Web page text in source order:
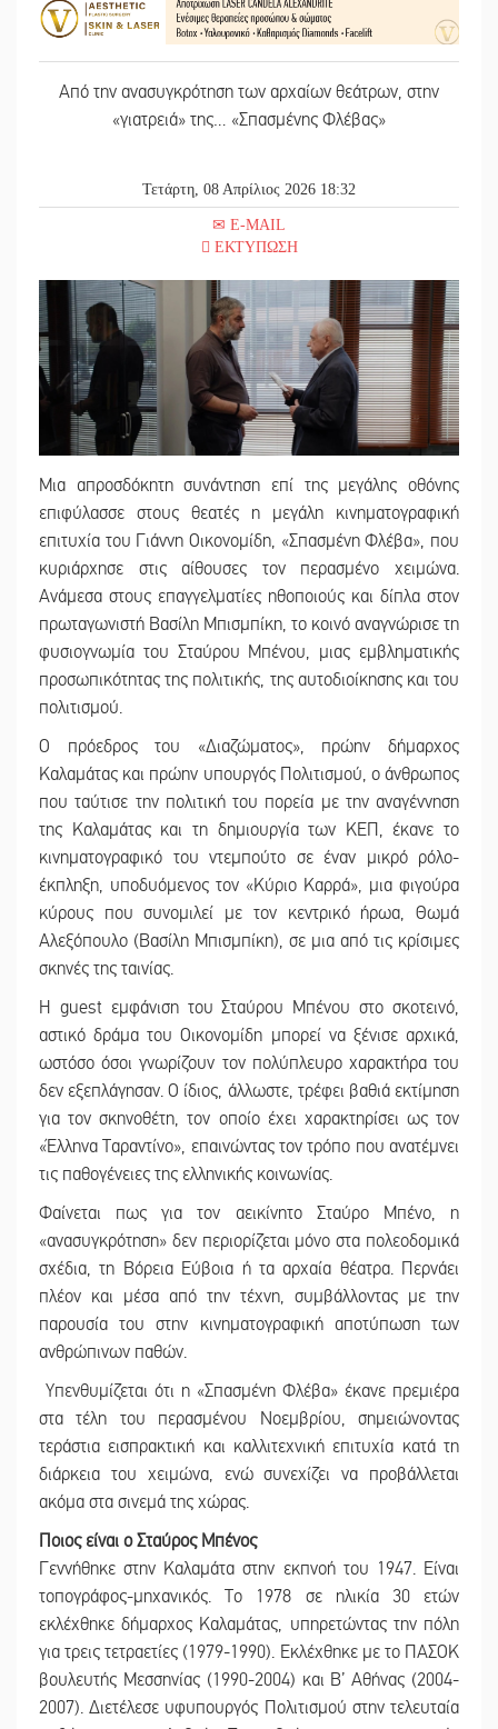
Από την ανασυγκρότηση των αρχαίων θεάτρων, στην
«γιατρειά» της… «Σπασμένης Φλέβας»
Τετάρτη, 08 Απρίλιος 2026 18:32
E-MAIL
ΕΚΤΥΠΩΣΗ
Μια απροσδόκητη συνάντηση επί της μεγάλης οθόνης
επιφύλασσε στους θεατές η μεγάλη κινηματογραφική
επιτυχία του Γιάννη Οικονομίδη, «Σπασμένη Φλέβα», που
κυριάρχησε στις αίθουσες τον περασμένο χειμώνα.
Ανάμεσα στους επαγγελματίες ηθοποιούς και δίπλα στον
πρωταγωνιστή Βασίλη Μπισμπίκη, το κοινό αναγνώρισε τη
φυσιογνωμία του Σταύρου Μπένου, μιας εμβληματικής
προσωπικότητας της πολιτικής, της αυτοδιοίκησης και του
πολιτισμού.
Ο πρόεδρος του «Διαζώματος», πρώην δήμαρχος
Καλαμάτας και πρώην υπουργός Πολιτισμού, ο άνθρωπος
που ταύτισε την πολιτική του πορεία με την αναγέννηση
της Καλαμάτας και τη δημιουργία των ΚΕΠ, έκανε το
κινηματογραφικό του ντεμπούτο σε έναν μικρό ρόλο-
έκπληξη, υποδυόμενος τον «Κύριο Καρρά», μια φιγούρα
κύρους που συνομιλεί με τον κεντρικό ήρωα, Θωμά
Αλεξόπουλο (Βασίλη Μπισμπίκη), σε μια από τις κρίσιμες
σκηνές της ταινίας.
Η guest εμφάνιση του Σταύρου Μπένου στο σκοτεινό,
αστικό δράμα του Οικονομίδη μπορεί να ξένισε αρχικά,
ωστόσο όσοι γνωρίζουν τον πολύπλευρο χαρακτήρα του
δεν εξεπλάγησαν. Ο ίδιος, άλλωστε, τρέφει βαθιά εκτίμηση
για τον σκηνοθέτη, τον οποίο έχει χαρακτηρίσει ως τον
«Έλληνα Ταραντίνο», επαινώντας τον τρόπο που ανατέμνει
τις παθογένειες της ελληνικής κοινωνίας.
Φαίνεται πως για τον αεικίνητο Σταύρο Μπένο, η
«ανασυγκρότηση» δεν περιορίζεται μόνο στα πολεοδομικά
σχέδια, τη Βόρεια Εύβοια ή τα αρχαία θέατρα. Περνάει
πλέον και μέσα από την τέχνη, συμβάλλοντας με την
παρουσία του στην κινηματογραφική αποτύπωση των
ανθρώπινων παθών.
Υπενθυμίζεται ότι η «Σπασμένη Φλέβα» έκανε πρεμιέρα
στα τέλη του περασμένου Νοεμβρίου, σημειώνοντας
τεράστια εισπρακτική και καλλιτεχνική επιτυχία κατά τη
διάρκεια του χειμώνα, ενώ συνεχίζει να προβάλλεται
ακόμα στα σινεμά της χώρας.
Ποιος είναι ο Σταύρος Μπένος
Γεννήθηκε στην Καλαμάτα στην εκπνοή του 1947. Είναι
τοπογράφος-μηχανικός. Το 1978 σε ηλικία 30 ετών
εκλέχθηκε δήμαρχος Καλαμάτας, υπηρετώντας την πόλη
για τρεις τετραετίες (1979-1990). Εκλέχθηκε με το ΠΑΣΟΚ
βουλευτής Μεσσηνίας (1990-2004) και Β’ Αθήνας (2004-
2007). Διετέλεσε υφυπουργός Πολιτισμού στην τελευταία